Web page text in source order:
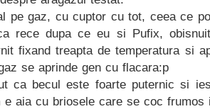
pe gaz, cu cuptor cu tot, ceea ce
rece dupa ce eu si Pufix,
fixand treapta de temperatura si
se aprinde gen cu flacara:p
ca becul este foarte puternic si
e aia cu briosele care se coc frumos